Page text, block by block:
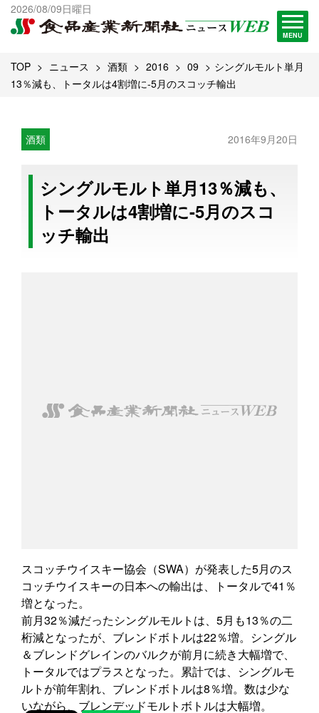
2026/08/09日曜日
MENU
出版物一覧へ
試読・購読申し込み
TOP ニュース 酒類 2016 09
シングルモルト単月
13％減も、トータルは4割増に-5月のスコッチ輸出
酒類 2016年9月20日
シングルモルト単月13％減も、
トータルは4割増に-5月のスコ
ッチ輸出
スコッチウイスキー協会（SWA）が発表した5月のス
コッチウイスキーの日本への輸出は、トータルで41％
増となった。
前月32％減だったシングルモルトは、5月も13％の二
桁減となったが、ブレンドボトルは22％増。シングル
＆ブレンドグレインのバルクが前月に続き大幅増で、
トータルではプラスとなった。累計では、シングルモ
ルトが前年割れ、ブレンドボトルは8％増。数は少な
いながら、ブレンデッドモルトボトルは大幅増。